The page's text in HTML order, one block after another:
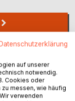
auf unserer
notwendig.
Cookies oder
messen, wie häufig
verwenden